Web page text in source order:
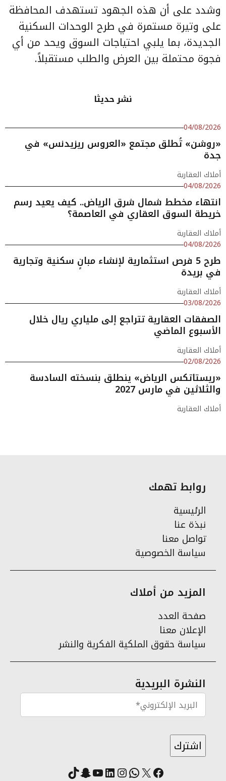
وشدد على أن هذه الجهود تستهدف المحافظة
على وتيرة مستمرة في طرح الوحدات السكنية
الجديدة، بما يلبي احتياجات السوق ويحد من أي
فجوة محتملة بين العرض والطلب مستقبلاً.
نشر حديثا
04/08/2026
«روشن» تُطلق مجتمع «العروس ريزيدنس» في
جدة
أملاك العقارية
04/08/2026
انتهاء مخطط شمال شرق الرياض.. كيف يعيد رسم
خريطة السوق العقاري في العاصمة؟
أملاك العقارية
04/08/2026
طرح 5 فرص استثمارية لإنشاء مبانٍ سكنية وتجارية
في بريدة
أملاك العقارية
03/08/2026
الصفقات العقارية تتراجع إلى ملياري ريال خلال
الأسبوع الماضي
أملاك العقارية
02/08/2026
«ريستاتكس الرياض» ينطلق بنسخته السادسة
والثلاثين في مارس 2027
أملاك العقارية
روابط تهمك
الرئيسية
نبذة عنا
تواصل معنا
سياسة الخصوصية
المزيد من أملاك
صفحة العدد
الإعلان معنا
سياسة حقوق الملكية الفكرية والنشر
النشرة البريدية
فيسبوك
X واتساب
انستقرام
لينكد إنيوتيوب
سناب شات
تيك توك